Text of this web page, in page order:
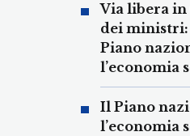
Via libera
dei ministri:
Piano
l’economia
Il Piano
l’economia